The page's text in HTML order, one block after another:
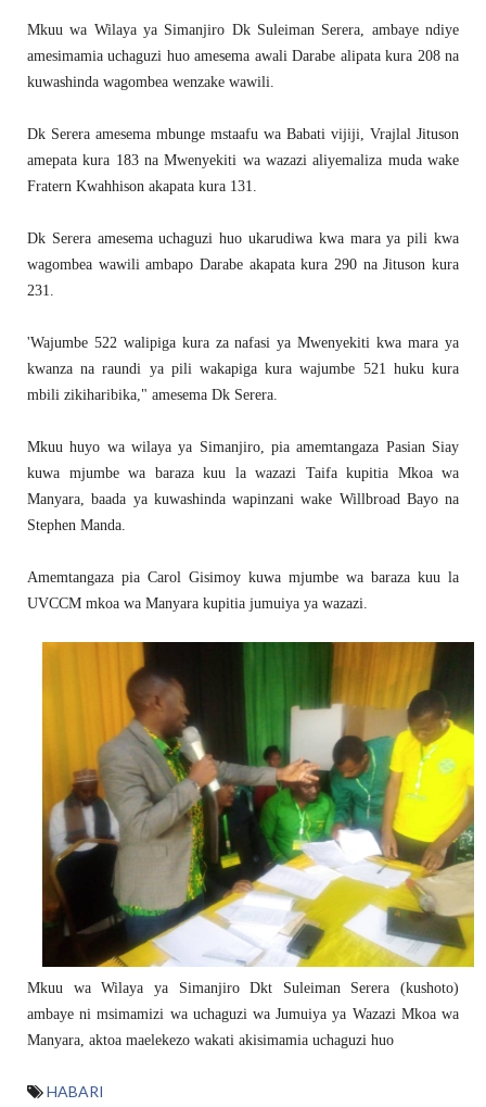
Mkuu wa Wilaya ya Simanjiro Dk Suleiman Serera, ambaye ndiye
amesimamia uchaguzi huo amesema awali Darabe alipata kura 208 na
kuwashinda wagombea wenzake wawili.
Dk Serera amesema mbunge mstaafu wa Babati vijiji, Vrajlal Jituson
amepata kura 183 na Mwenyekiti wa wazazi aliyemaliza muda wake
Fratern Kwahhison akapata kura 131.
Dk Serera amesema uchaguzi huo ukarudiwa kwa mara ya pili kwa
wagombea wawili ambapo Darabe akapata kura 290 na Jituson kura
231.
'Wajumbe 522 walipiga kura za nafasi ya Mwenyekiti kwa mara ya
kwanza na raundi ya pili wakapiga kura wajumbe 521 huku kura
mbili zikiharibika," amesema Dk Serera.
Mkuu huyo wa wilaya ya Simanjiro, pia amemtangaza Pasian Siay
kuwa mjumbe wa baraza kuu la wazazi Taifa kupitia Mkoa wa
Manyara, baada ya kuwashinda wapinzani wake Willbroad Bayo na
Stephen Manda.
Amemtangaza pia Carol Gisimoy kuwa mjumbe wa baraza kuu la
UVCCM mkoa wa Manyara kupitia jumuiya ya wazazi.
Mkuu wa Wilaya ya Simanjiro Dkt Suleiman Serera (kushoto)
ambaye ni msimamizi wa uchaguzi wa Jumuiya ya Wazazi Mkoa wa
Manyara, aktoa maelekezo wakati akisimamia uchaguzi huo
HABARI